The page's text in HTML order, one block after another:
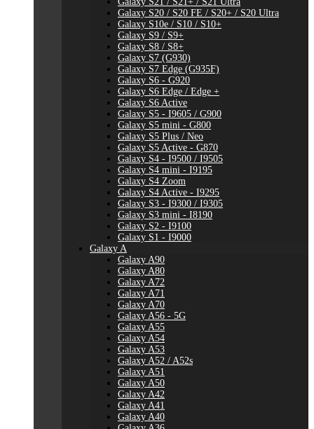
Galaxy S20 / S20 FE / S20+ / S20 Ultra
Galaxy S10e / S10 / S10+
Galaxy S9 / S9+
Galaxy S8 / S8+
Galaxy S7 (G930)
Galaxy S7 Edge (G935F)
Galaxy S6 - G920
Galaxy S6 Edge / Edge +
Galaxy S6 Active
Galaxy S5 - I9605 / G900
Galaxy S5 mini - G800
Galaxy S5 Plus / Neo
Galaxy S5 Active - G870
Galaxy S4 - I9500 / I9505
Galaxy S4 mini - I9195
Galaxy S4 Zoom
Galaxy S4 Active - I9295
Galaxy S3 - I9300 / I9305
Galaxy S3 mini - I8190
Galaxy S2 - I9100
Galaxy S1 - I9000
Galaxy A
Galaxy A90
Galaxy A80
Galaxy A72
Galaxy A71
Galaxy A70
Galaxy A56 - 5G
Galaxy A55
Galaxy A54
Galaxy A53
Galaxy A52 / A52s
Galaxy A51
Galaxy A50
Galaxy A42
Galaxy A41
Galaxy A40